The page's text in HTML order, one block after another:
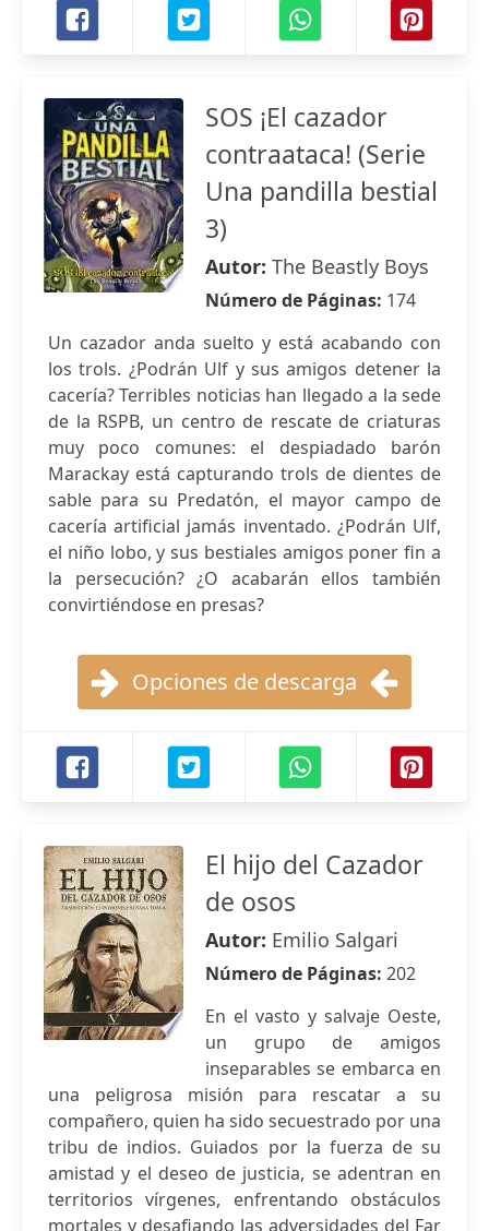
SOS ¡El cazador
contraataca! (Serie
Una pandilla bestial
3)
Autor: The Beastly Boys
Número de Páginas: 174
Un cazador anda suelto y está acabando con
los trols. ¿Podrán Ulf y sus amigos detener la
cacería? Terribles noticias han llegado a la sede
de la RSPB, un centro de rescate de criaturas
muy poco comunes: el despiadado barón
Marackay está capturando trols de dientes de
sable para su Predatón, el mayor campo de
cacería artificial jamás inventado. ¿Podrán Ulf,
el niño lobo, y sus bestiales amigos poner fin a
la persecución? ¿O acabarán ellos también
convirtiéndose en presas?
Opciones de descarga
El hijo del Cazador
de osos
Autor: Emilio Salgari
Número de Páginas: 202
En el vasto y salvaje Oeste,
un grupo de amigos
inseparables se embarca en
una peligrosa misión para rescatar a su
compañero, quien ha sido secuestrado por una
tribu de indios. Guiados por la fuerza de su
amistad y el deseo de justicia, se adentran en
territorios vírgenes, enfrentando obstáculos
mortales y desafiando las adversidades del Far